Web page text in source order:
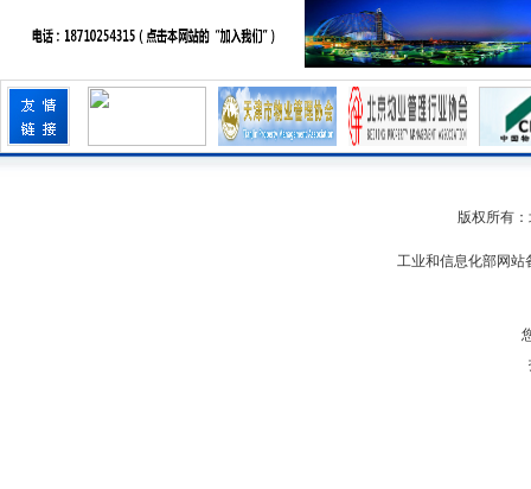
版权所有
工业和信息化部网站